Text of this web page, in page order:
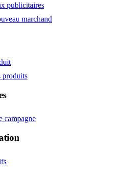
publicitaires
marchand
produits
campagne